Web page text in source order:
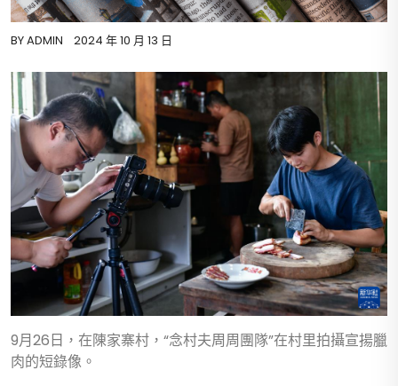
BYADMIN 2024 年 10 月 13 日
9月26日，在陳家寨村，“念村夫周周團隊”在村里拍攝宣揚臘
肉的短錄像。